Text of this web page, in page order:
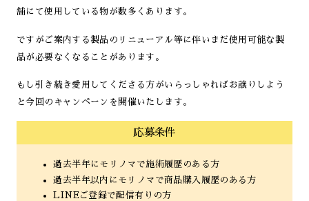
舗にて使用している物が数多くあります。
ですがご案内する製品のリニューアル等に伴いまだ使用可能な製
品が必要なくなることがあります。
もし引き続き愛用してくださる方がいらっしゃればお譲りしよう
と今回のキャンペーンを開催いたします。
応募条件
過去半年にモリノマで施術履歴のある方
過去半年以内にモリノマで商品購入履歴のある方
LINEご登録で配信有りの方